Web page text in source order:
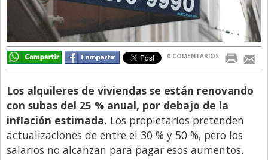
El Experto
El Innovador
El Precio Que Yo Ví
Entrevista
Entrevista Exclusiva
Finanzas
Gastronomia
Internacionales
0 COMENTARIOS
Los alquileres de viviendas se están renovando
con subas del 25 % anual, por debajo de la
inflación estimada. Los propietarios pretenden
actualizaciones de entre el 30 % y 50 %, pero los
salarios no alcanzan para pagar esos aumentos.